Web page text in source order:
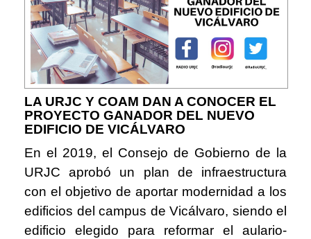
LA URJC Y COAM DAN A CONOCER EL
PROYECTO GANADOR DEL NUEVO
EDIFICIO DE VICÁLVARO
En el 2019, el Consejo de Gobierno de la
URJC aprobó un plan de infraestructura
con el objetivo de aportar modernidad a los
edificios del campus de Vicálvaro, siendo el
edificio elegido para reformar el aulario-